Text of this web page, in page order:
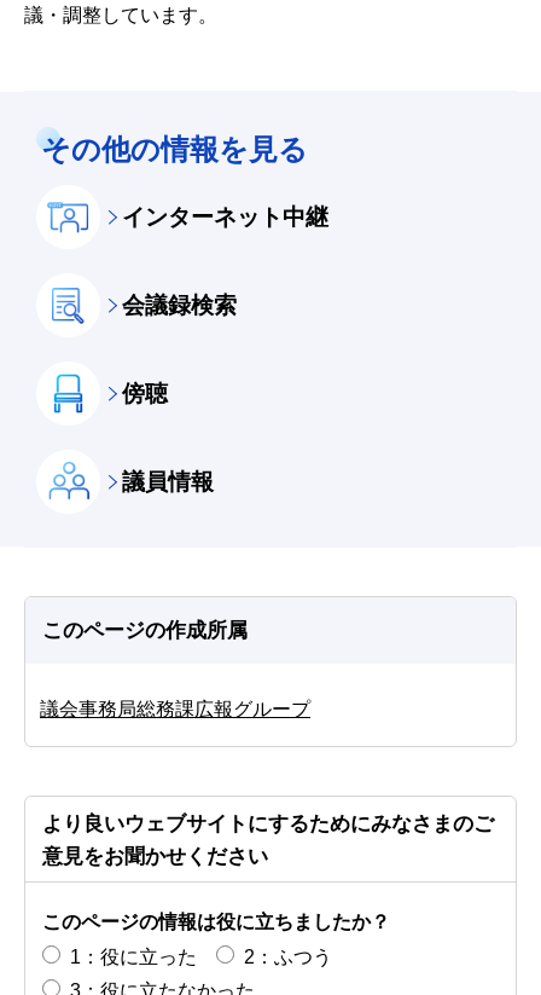
議・調整しています。
その他の情報を見る
インターネット中継
会議録検索
傍聴
議員情報
このページの作成所属
議会事務局総務課広報グループ
より良いウェブサイトにするためにみなさまのご
意見をお聞かせください
このページの情報は役に立ちましたか？
1：役に立った
2：ふつう
3：役に立たなかった